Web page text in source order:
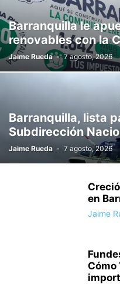
Barranquilla le
renovables con la
Jaime Rueda - 7 agosto, 2026
Barranquilla, lista
Subdirección
Jaime Rueda - 7 agosto, 2026
en
Jaime
Cómo